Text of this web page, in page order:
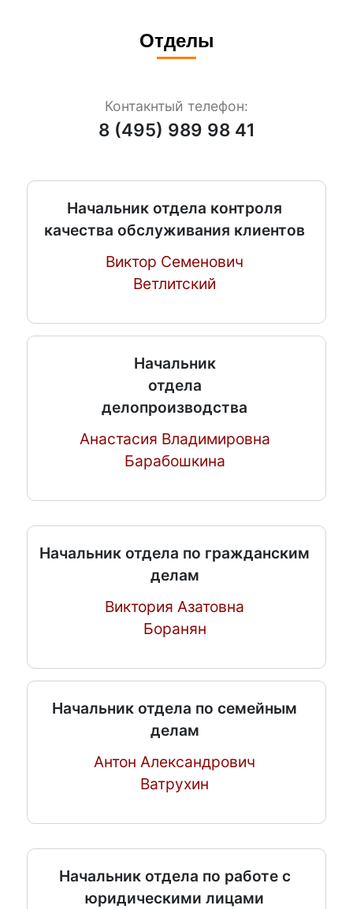
Отделы
Контакнтый телефон:
8 (495) 989 98 41
Начальник отдела контроля
качества обслуживания клиентов
Виктор Семенович
Ветлитский
Начальник
отдела
делопроизводства
Анастасия Владимировна
Барабошкина
Начальник отдела по гражданским
делам
Виктория Азатовна
Боранян
Начальник отдела по семейным
делам
Антон Александрович
Ватрухин
Начальник отдела по работе с
юридическими лицами